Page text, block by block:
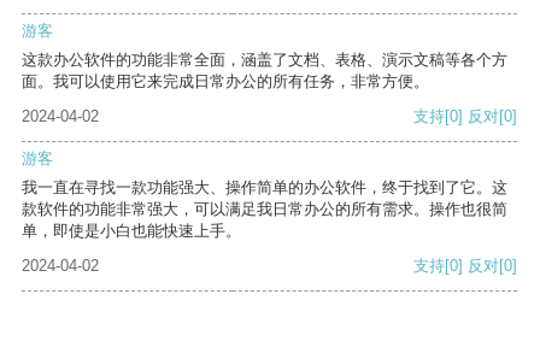
游客
这款办公软件的功能非常全面，涵盖了文档、表格、演示文稿等各个方
面。我可以使用它来完成日常办公的所有任务，非常方便。
2024-04-02
支持[0] 反对[0]
游客
我一直在寻找一款功能强大、操作简单的办公软件，终于找到了它。这
款软件的功能非常强大，可以满足我日常办公的所有需求。操作也很简
单，即使是小白也能快速上手。
2024-04-02
支持[0] 反对[0]